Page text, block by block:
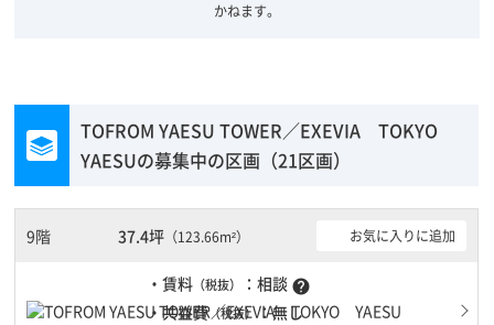
かねます。
TOFROM YAESU TOWER／EXEVIA TOKYO
YAESUの募集中の区画（21区画）
9階 37.4坪 （123.66m²） お気に入りに追加
・賃料 （税抜） ：相談 help
・共益費（税抜）：無し